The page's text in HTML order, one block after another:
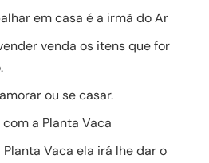
em casa é a irmã do Ar
venda os itens que for
ou se casar.
a Planta Vaca
Vaca ela irá lhe dar o